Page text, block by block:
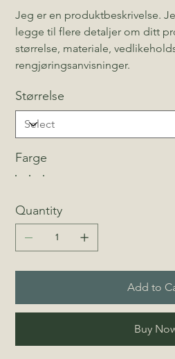
Jeg er en produktbeskrivelse.
legge til flere detaljer om ditt
størrelse, materiale,
rengjøringsanvisninger.
Størrelse
Farge
Quantity
Add to
Buy